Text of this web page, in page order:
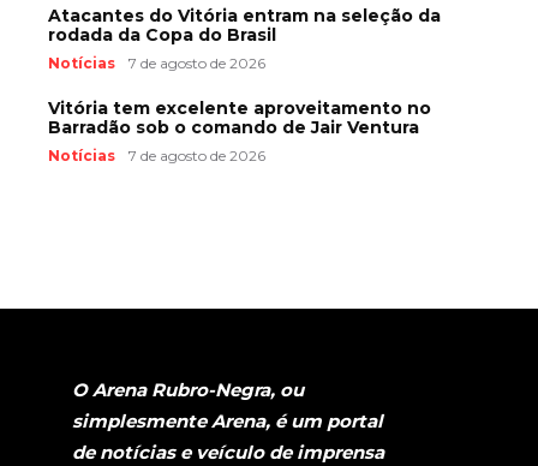
Atacantes do Vitória entram na seleção da
rodada da Copa do Brasil
Notícias 7 de agosto de 2026
Vitória tem excelente aproveitamento no
Barradão sob o comando de Jair Ventura
Notícias 7 de agosto de 2026
O Arena Rubro-Negra, ou
simplesmente Arena, é um portal
de notícias e veículo de imprensa